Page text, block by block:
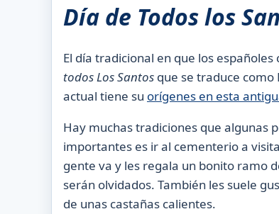
Día de Todoslos
El día tradicional en que los
todosLosSantos que se traduce como
actual tiene su orígenes en esta
Hay muchas tradiciones que algunas
importantes es ir al cementerio a
gente va y les regala un bonito ramo
serán olvidados. También les suele
de unas castañas calientes.